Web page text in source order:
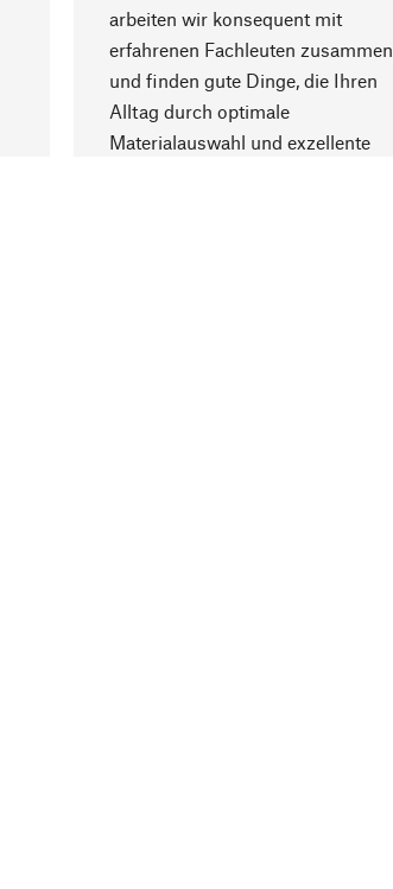
arbeiten wir konsequent mit
erfahrenen Fachleuten zusammen
und finden gute Dinge, die Ihren
Alltag durch optimale
Materialauswahl und exzellente